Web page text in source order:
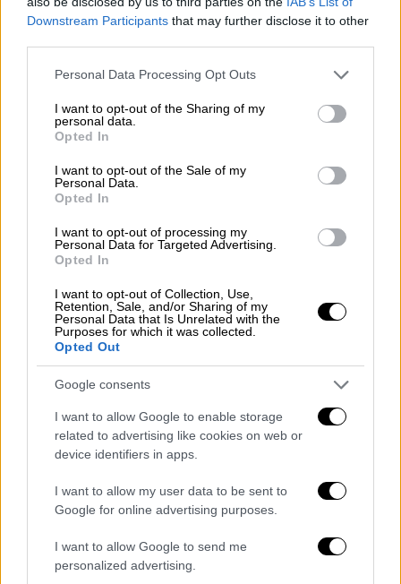
Downstream Participants that may further disclose it to other
Please note that this website/app uses one or more Google
not limited to your visit or usage behaviour. You may click to
grant or deny consent to Google and its third-party tags to
use your data for below specified purposes in below Google
consent section.
Personal Data Processing Opt Outs
I want to opt-out of the Sharing of my
personal data.
Opted In
I want to opt-out of the Sale of my
Personal Data.
Opted In
I want to opt-out of processing my
Personal Data for Targeted Advertising.
Opted In
I want to opt-out of Collection, Use,
Retention, Sale, and/or Sharing of my
Personal Data that Is Unrelated with the
Purposes for which it was collected.
Opted Out
Google consents
I want to allow Google to enable storage
related to advertising like cookies on web or
device identifiers in apps.
I want to allow my user data to be sent to
Google for online advertising purposes.
I want to allow Google to send me
personalized advertising.
Ξεκινούν άμεσα οι αρχαιολογικές έρευνες.
Τι λέει στο ethnos.gr ο κ. Τσόκας.
Πολιτισμός |27.04.2020 13:48
αρχαιολογικό χώρο της Αμφίπολης
Θα ολοκληρωθούν μέχρι το τέλος του
χρόνου οι σωστικές παρεμβάσεις εντός του
μνημειακού συγκροτήματος στον Τύμβο
Καστά, διαβεβαιώνει η υπουργός
Πολιτισμού, Λένα Μενδώνη. Οι άλλες
εργασίες στον αρχαιολογικό χώρο.